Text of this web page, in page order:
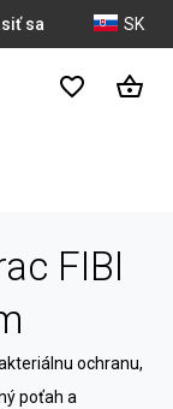
sa SK
FIBI
ochranu,
poťah a